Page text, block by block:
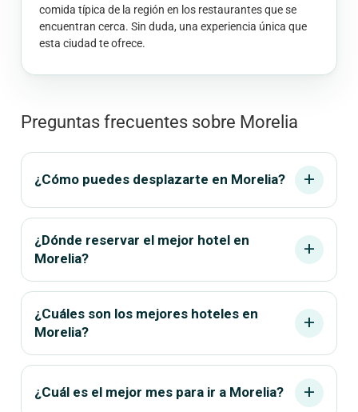
comida típica de la región en los restaurantes que se
encuentran cerca. Sin duda, una experiencia única que
esta ciudad te ofrece.
Preguntas frecuentes sobre Morelia
¿Cómo puedes desplazarte en Morelia? add
¿Dónde reservar el mejor hotel en
Morelia?
add
¿Cuáles son los mejores hoteles en
Morelia?
add
¿Cuál es el mejor mes para ir a Morelia? add